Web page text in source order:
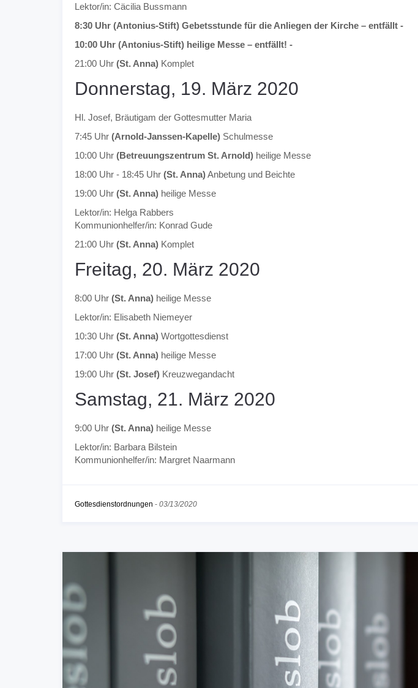
Lektor/in: Cäcilia Bussmann
8:30 Uhr (Antonius-Stift) Gebetsstunde für die Anliegen der Kirche – entfällt -
10:00 Uhr (Antonius-Stift) heilige Messe – entfällt! -
21:00 Uhr (St. Anna) Komplet
Donnerstag, 19. März 2020
Hl. Josef, Bräutigam der Gottesmutter Maria
7:45 Uhr (Arnold-Janssen-Kapelle) Schulmesse
10:00 Uhr (Betreuungszentrum St. Arnold) heilige Messe
18:00 Uhr - 18:45 Uhr (St. Anna)Anbetung und Beichte
19:00 Uhr (St. Anna) heilige Messe
Lektor/in: Helga Rabbers
Kommunionhelfer/in: Konrad Gude
21:00 Uhr (St. Anna) Komplet
Freitag, 20. März 2020
8:00 Uhr (St. Anna) heilige Messe
Lektor/in: Elisabeth Niemeyer
10:30 Uhr (St. Anna) Wortgottesdienst
17:00 Uhr (St. Anna) heilige Messe
19:00 Uhr (St. Josef) Kreuzwegandacht
Samstag, 21. März 2020
9:00 Uhr (St. Anna) heilige Messe
Lektor/in: Barbara Bilstein
Kommunionhelfer/in: Margret Naarmann
Gottesdienstordnungen - 03/13/2020